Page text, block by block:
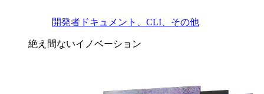
開発者ドキュメント、CLI、その他
絶え間ないイノベーション